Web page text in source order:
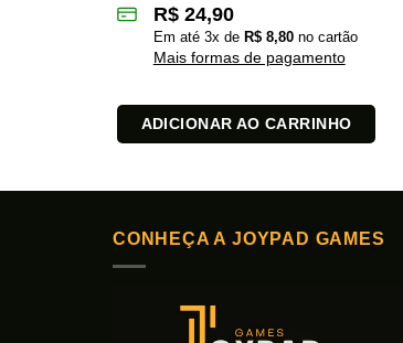
R$24,90
Em até 3x de R$8,80no cartão
Mais formas de pagamento
ADICIONAR AO CARRINHO
CONHEÇA A JOYPAD GAMES